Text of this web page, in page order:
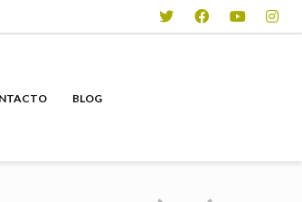
BLOG